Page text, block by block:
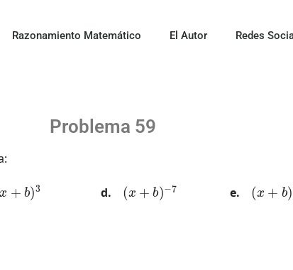
Razonamiento Matemático El Autor Redes
Problema 59
)3 (x )− (x )7